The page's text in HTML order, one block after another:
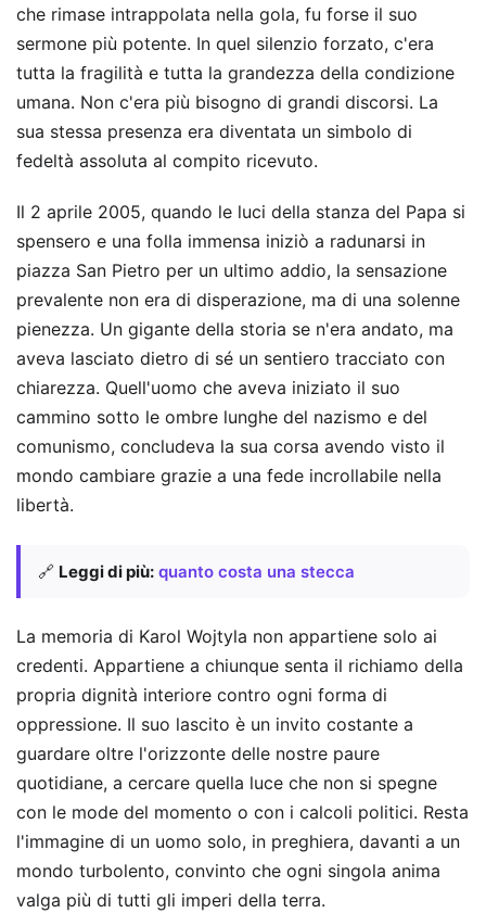
che rimase intrappolata nella gola, fu forse il suo
sermone più potente. In quel silenzio forzato, c'era
tutta la fragilità e tutta la grandezza della condizione
umana. Non c'era più bisogno di grandi discorsi. La
sua stessa presenza era diventata un simbolo di
fedeltà assoluta al compito ricevuto.
Il 2 aprile 2005, quando le luci della stanza del Papa si
spensero e una folla immensa iniziò a radunarsi in
piazza San Pietro per un ultimo addio, la sensazione
prevalente non era di disperazione, ma di una solenne
pienezza. Un gigante della storia se n'era andato, ma
aveva lasciato dietro di sé un sentiero tracciato con
chiarezza. Quell'uomo che aveva iniziato il suo
cammino sotto le ombre lunghe del nazismo e del
comunismo, concludeva la sua corsa avendo visto il
mondo cambiare grazie a una fede incrollabile nella
libertà.
🔗 Leggi di più: quanto costa una stecca
La memoria di Karol Wojtyla non appartiene solo ai
credenti. Appartiene a chiunque senta il richiamo della
propria dignità interiore contro ogni forma di
oppressione. Il suo lascito è un invito costante a
guardare oltre l'orizzonte delle nostre paure
quotidiane, a cercare quella luce che non si spegne
con le mode del momento o con i calcoli politici. Resta
l'immagine di un uomo solo, in preghiera, davanti a un
mondo turbolento, convinto che ogni singola anima
valga più di tutti gli imperi della terra.